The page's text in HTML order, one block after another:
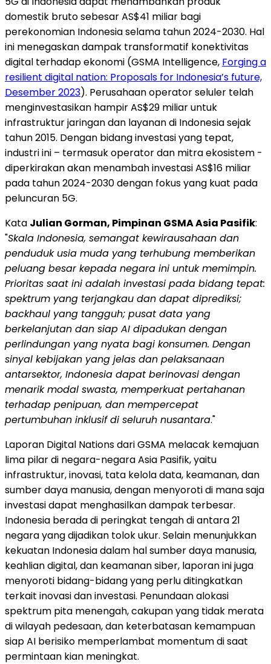
domestik bruto sebesar AS$41 miliar bagi
perekonomian Indonesiaselama tahun 2024-2030. Hal
ini menegaskan dampak transformatif konektivitas
digital terhadap ekonomi (GSMA Intelligence, Forging a
resilient digital nation: Proposals for Indonesia’s future,
Desember 2023). Perusahaan operator seluler telah
menginvestasikan hampir AS$29 miliar untuk
infrastruktur jaringan dan layanan di Indonesiasejak
tahun 2015. Dengan bidang investasi yang tepat,
industri ini – termasuk operator dan mitra ekosistem -
diperkirakan akan menambah investasi AS$16 miliar
pada tahun 2024-2030 dengan fokus yang kuat pada
peluncuran 5G.
Kata Julian Gorman, Pimpinan GSMA Asia Pasifik:
"Skala Indonesia, semangat kewirausahaan dan
penduduk usia muda yang terhubung memberikan
peluang besar kepada negara ini untuk memimpin.
Prioritas saat ini adalah investasi pada bidang tepat:
spektrum yang terjangkau dan dapat diprediksi;
backhaul yang tangguh; pusat data yang
berkelanjutan dan siap AI dipadukan dengan
perlindungan yang nyata bagi konsumen. Dengan
sinyal kebijakan yang jelas dan pelaksanaan
antarsektor, Indonesia dapat berinovasi dengan
menarik modal swasta, memperkuat pertahanan
terhadap penipuan, dan mempercepat
pertumbuhan inklusif di seluruh nusantara."
Laporan Digital Nations dari GSMA melacak kemajuan
lima pilar di negara-negara Asia Pasifik, yaitu
infrastruktur, inovasi, tata kelola data, keamanan, dan
sumber daya manusia, dengan menyoroti di mana saja
investasi dapat menghasilkan dampak terbesar.
Indonesia berada di peringkat tengah di antara 21
negara yang dijadikan tolok ukur. Selain menunjukkan
kekuatan Indonesiadalam hal sumber daya manusia,
keahlian digital, dan keamanan siber, laporan ini juga
menyoroti bidang-bidang yang perlu ditingkatkan
terkait inovasi dan investasi. Penundaan alokasi
spektrum pita menengah, cakupan yang tidak merata
di wilayah pedesaan, dan keterbatasan kemampuan
siap AI berisiko memperlambat momentum di saat
permintaan kian meningkat.